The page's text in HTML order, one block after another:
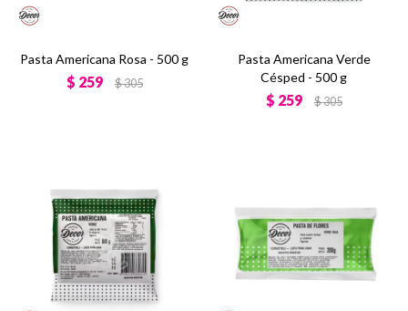
Pasta Americana Rosa - 500 g
$ 259 $305
Pasta Americana Verde
Césped - 500 g
$ 259 $305